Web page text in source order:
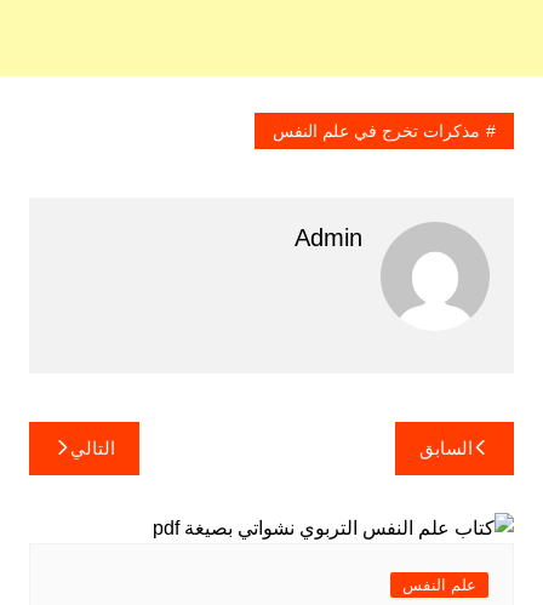
مذكرات تخرج في علم النفس
Admin
تصفّح
المقالات
السابق التالي
علم النفس